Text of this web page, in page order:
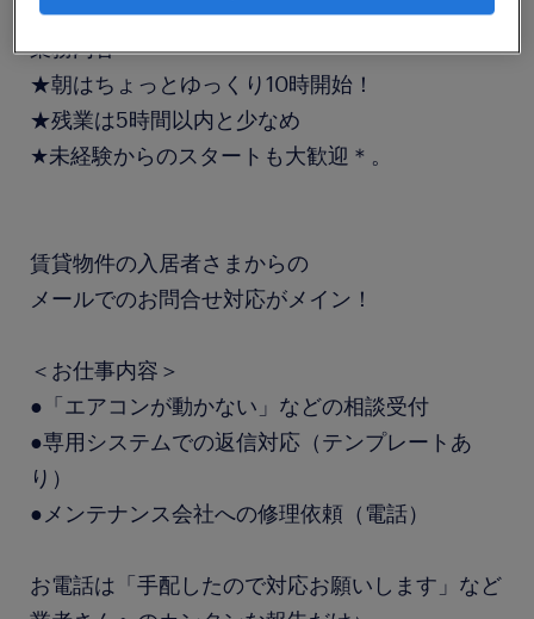
業務内容
★朝はちょっとゆっくり10時開始！
★残業は5時間以内と少なめ
★未経験からのスタートも大歓迎＊。
賃貸物件の入居者さまからの
メールでのお問合せ対応がメイン！
＜お仕事内容＞
●「エアコンが動かない」などの相談受付
●専用システムでの返信対応（テンプレートあ
り）
●メンテナンス会社への修理依頼（電話）
お電話は「手配したので対応お願いします」など